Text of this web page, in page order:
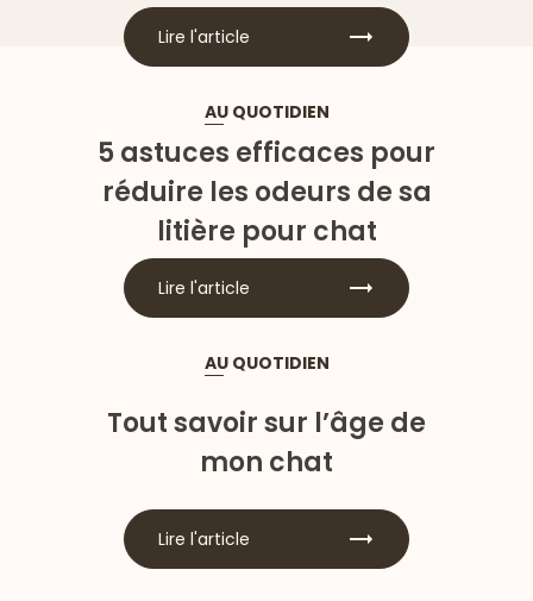
Lire l'article
AU QUOTIDIEN
5 astuces efficaces pour
réduire les odeurs de sa
litière pour chat
Lire l'article
AU QUOTIDIEN
Tout savoir sur l’âge de
mon chat
Lire l'article